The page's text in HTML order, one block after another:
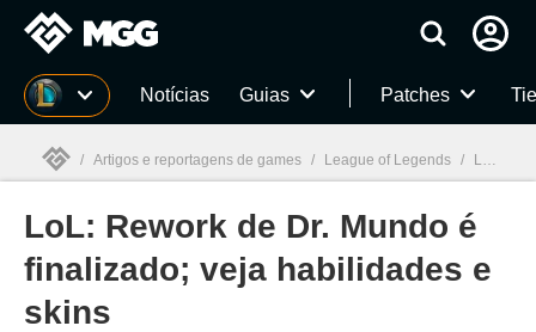
Millenium Notícias Guias Patches
Millenium
/ Artigos e reportagens de games / League of Legends / LoL: Rework de Dr. Mundo é finalizado; veja habilidades e skins
LoL: Rework de Dr. Mundo é
finalizado; veja habilidades e
skins